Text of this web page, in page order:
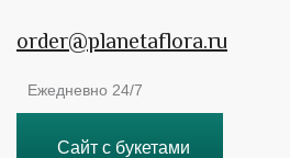
order@planetaflora.ru
Ежедневно 24/7
Сайт с букетами